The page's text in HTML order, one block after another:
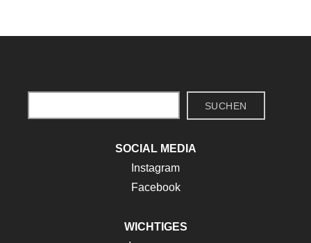
SUCHEN
SOCIAL MEDIA
Instagram
Facebook
WICHTIGES